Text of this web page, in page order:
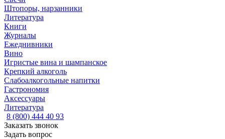
Штопоры, нарзанники
Литература
Книги
Журналы
Ежеднивники
Вино
Игристые вина и шампанское
Крепкий алкоголь
Слабоалкогольные напитки
Гастрономия
Аксессуары
Литература
8 (800) 444 40 93
Заказать звонок
Задать вопрос